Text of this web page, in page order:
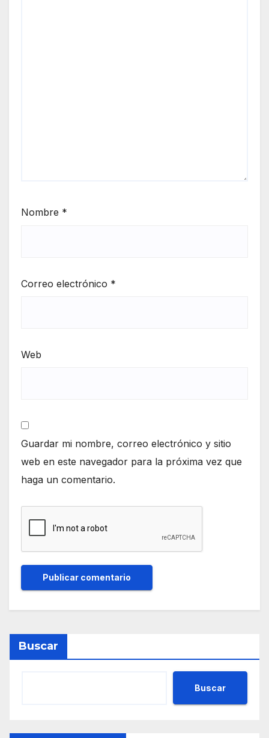
Nombre *
Correo electrónico *
Web
Guardar mi nombre, correo electrónico y sitio
web en este navegador para la próxima vez que
haga un comentario.
Buscar
Buscar